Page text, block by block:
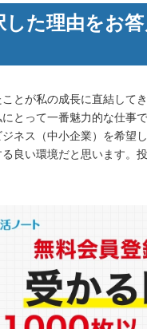
した理由をお
とが私の成長に直結して
とって一番魅力的な仕事
ネス（中小企業）を希望
良い環境だと思います。